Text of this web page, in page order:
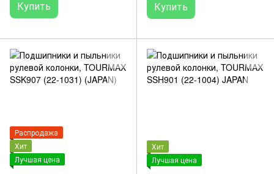
Купить Купить
Распродажа
Хит
Лучшая цена
Хит
Лучшая цена